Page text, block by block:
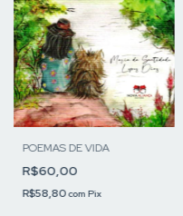
POEMAS DE VIDA
R$60,00
R$58,80com Pix